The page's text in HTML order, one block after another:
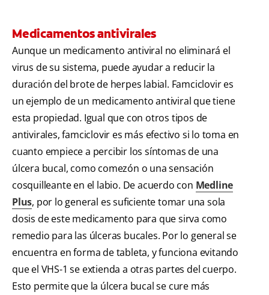
Medicamentos antivirales
Aunque un medicamento antiviral no eliminará el
virus de su sistema, puede ayudar a reducir la
duración del brote de herpes labial. Famciclovir es
un ejemplo de un medicamento antiviral que tiene
esta propiedad. Igual que con otros tipos de
antivirales, famciclovir es más efectivo si lo toma en
cuanto empiece a percibir los síntomas de una
úlcera bucal, como comezón o una sensación
cosquilleante en el labio. De acuerdo con Medline
Plus, por lo general es suficiente tomar una sola
dosis de este medicamento para que sirva como
remedio para las úlceras bucales. Por lo general se
encuentra en forma de tableta, y funciona evitando
que el VHS-1 se extienda a otras partes del cuerpo.
Esto permite que la úlcera bucal se cure más